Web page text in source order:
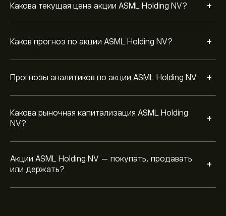
Какова текущая цена акции ASML Holding NV? +
Каков прогноз по акции ASML Holding NV? +
Прогнозы аналитиков по акции ASML Holding NV +
Какова рыночная капитализация ASML Holding
NV?
+
Акции ASML Holding NV — покупать, продавать
или держать?
+